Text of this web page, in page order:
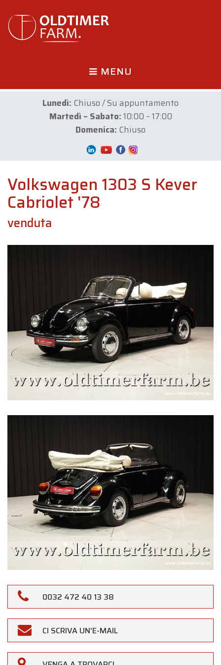
MENU
Lunedì: Chiuso / Su appuntamento
Martedì – Sabato:10:00 – 17:00
Domenica: Chiuso
Volkswagen 1303 S Kever
Cabriolet '78
venduta
0032 472 40 13 38
CI SCRIVA UN'E-MAIL